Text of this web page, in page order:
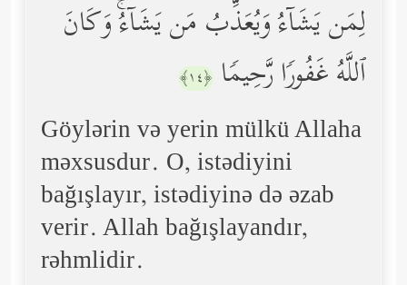
لِمَن یَشَاۤءُ وَیُعَذِّبُ مَن یَشَاۤءُۚ وَكَانَ
ٱللَّهُ غَفُورࣰا رَّحِیمࣰا ﴿١٤﴾
Göylərin və yerin mülkü Allaha
məxsusdur. O, istədiyini
bağışlayır, istədiyinə də əzab
verir. Allah bağışlayandır,
rəhmlidir.